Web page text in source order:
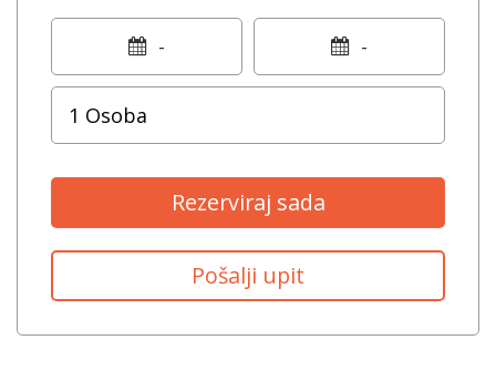
- -
Rezerviraj sada
Pošalji upit